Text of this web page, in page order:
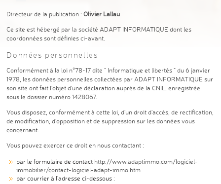
Directeur de la publication :Olivier Lallau
Ce site est hébergé par la société ADAPT INFORMATIQUE dont les
coordonnées sont définies ci-avant.
Données personnelles
Conformément à la loi n°78-17 dite " Informatique et libertés " du 6 janvier
1978, les données personnelles collectées par ADAPT INFORMATIQUE sur
son site ont fait l'objet d'une déclaration auprès de la CNIL, enregistrée
sous le dossier numéro 1428067.
Vous disposez, conformément à cette loi, d'un droit d'accès, de rectification,
de modification, d'opposition et de suppression sur les données vous
concernant.
Vous pouvez exercer ce droit en nous contactant :
par le formulaire de contact http://www.adaptimmo.com/logiciel-
immobilier/contact-logiciel-adapt-immo.htm
par courrier à l'adresse ci-dessous :